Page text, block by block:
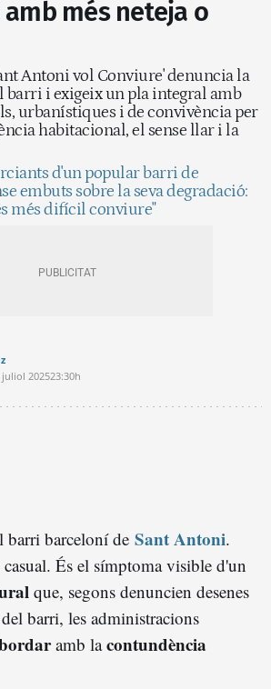
més neteja o
Antoni vol Conviure' denuncia la
barri i exigeix un pla integral amb
urbanístiques i de convivència per
habitacional, el sense llar i la
d'un popular barri de
embuts sobre la seva degradació:
més difícil conviure"
juliol 202523:30h
barri barceloní de Sant Antoni.
És el símptoma visible d'un
que, segons denuncien desenes
del barri, les administracions
amb lacontundència